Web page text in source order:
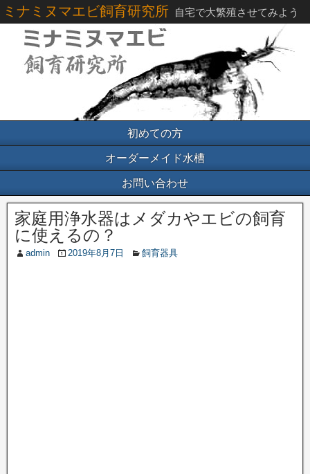
ミナミヌマエビ飼育研究所 自宅で大繁殖させてみよう
初めての方
オーダーメイド水槽
お問い合わせ
家庭用浄水器はメダカやエビの飼育
に使えるの？
admin 2019年8月7日 飼育器具